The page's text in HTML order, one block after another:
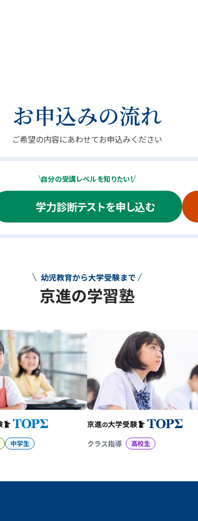
お申込みの流れ
ご希望の内容にあわせてお申込みください
自分の受講レベルを知りたい！
学力診断テストを申し込む
幼児教育から大学受験まで
京進の学習塾
中学生 クラス指導 高校生